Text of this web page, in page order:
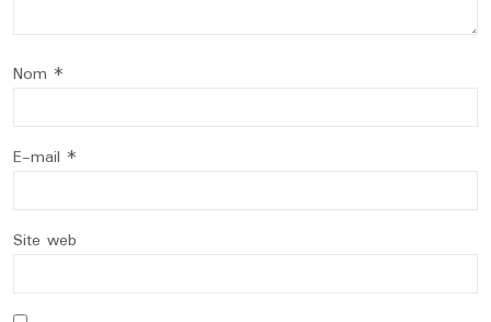
Nom *
E-mail *
Site web